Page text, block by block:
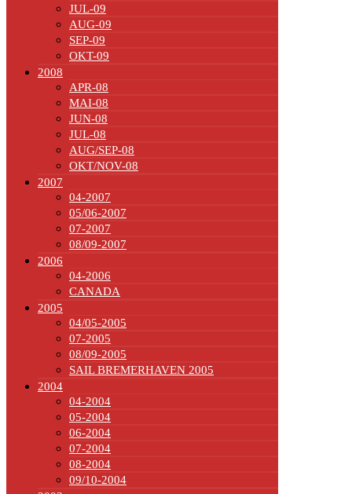
JUL-09
AUG-09
SEP-09
OKT-09
2008
APR-08
MAI-08
JUN-08
JUL-08
AUG/SEP-08
OKT/NOV-08
2007
04-2007
05/06-2007
07-2007
08/09-2007
2006
04-2006
CANADA
2005
04/05-2005
07-2005
08/09-2005
SAIL BREMERHAVEN 2005
2004
04-2004
05-2004
06-2004
07-2004
08-2004
09/10-2004